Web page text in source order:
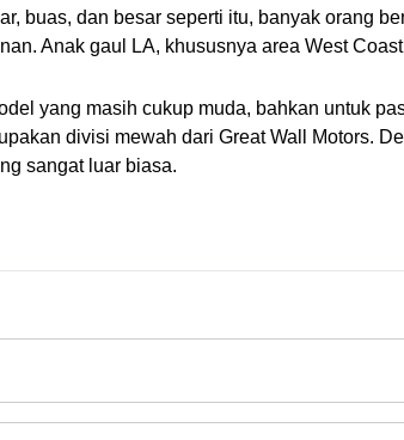
buas, dan besar seperti itu, banyak orang
Anak gaul LA, khususnya area West
yang masih cukup muda, bahkan untuk
divisi mewah dari Great Wall Motors.
sangat luar biasa.